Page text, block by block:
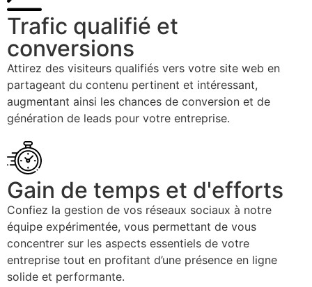
Trafic qualifié et
conversions
Attirez des visiteurs qualifiés vers votre site web en
partageant du contenu pertinent et intéressant,
augmentant ainsi les chances de conversion et de
génération de leads pour votre entreprise.
Gain de temps et d'efforts
Confiez la gestion de vos réseaux sociaux à notre
équipe expérimentée, vous permettant de vous
concentrer sur les aspects essentiels de votre
entreprise tout en profitant d’une présence en ligne
solide et performante.